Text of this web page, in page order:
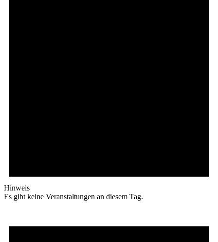
Hinweis
Es gibt keine Veranstaltungen an diesem Tag.